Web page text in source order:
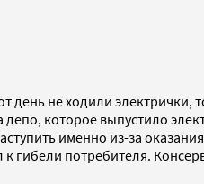
день не ходили
которое выпустило
именно из-за
потребителя.